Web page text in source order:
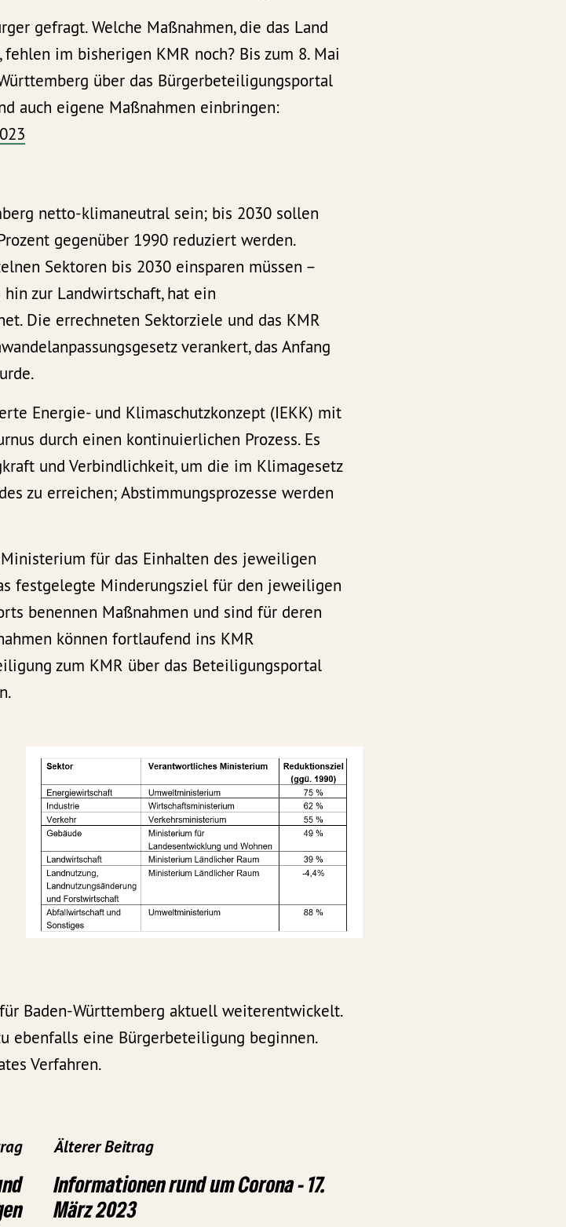
gefragt. Welche Maßnahmen, die das Land
im bisherigen KMR noch? Bis zum 8. Mai
über das Bürgerbeteiligungsportal
auch eigene Maßnahmen einbringen:
netto-klimaneutral sein; bis 2030 sollen
gegenüber 1990 reduziert werden.
Sektoren bis 2030 einsparen müssen –
zur Landwirtschaft, hat ein
Die errechneten Sektorziele und das KMR
verankert, das Anfang
Energie- und Klimaschutzkonzept (IEKK) mit
durch einen kontinuierlichen Prozess. Es
und Verbindlichkeit, um die im Klimagesetz
zu erreichen; Abstimmungsprozesse werden
für das Einhalten des jeweiligen
festgelegte Minderungsziel für den jeweiligen
benennen Maßnahmen und sind für deren
können fortlaufend ins KMR
zum KMR über das Beteiligungsportal
Baden-Württemberg aktuell weiterentwickelt.
ebenfalls eine Bürgerbeteiligung beginnen.
Verfahren.
Älterer Beitrag
Informationen rund um Corona - 17.
März 2023